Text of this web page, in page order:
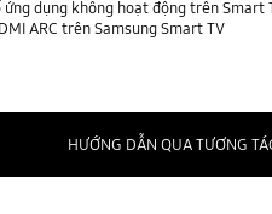
ứng dụng không hoạt động trên Smart
ARC trên Samsung Smart TV
HƯỚNG DẪN QUA TƯƠNG